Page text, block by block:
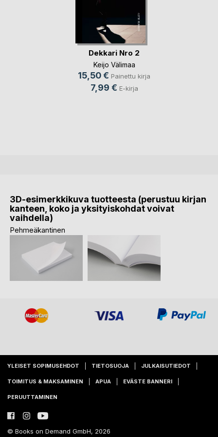
Dekkari Nro 2
Keijo Välimaa
15,50 € Painettu kirja
7,99 € E-kirja
3D-esimerkkikuva tuotteesta (perustuu kirjan
kanteen, koko ja yksityiskohdat voivat
vaihdella)
Pehmeäkantinen
YLEISET SOPIMUSEHDOT TIETOSUOJA JULKAISUTIEDOT
TOIMITUS & MAKSAMINEN APUA EVÄSTE BANNERI
PERUUTTAMINEN
© Books on Demand GmbH, 2026